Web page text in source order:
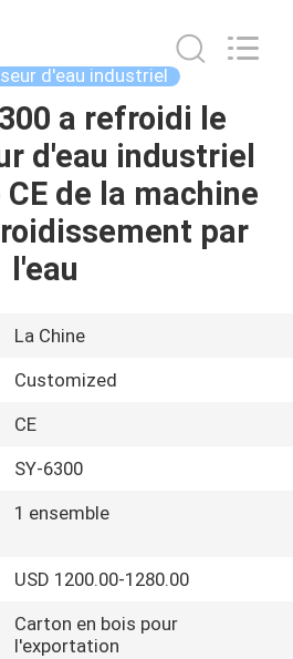
d'eau industriel
a refroidi le
d'eau industriel
de la machine
par
l'eau
La Chine
Customized
CE
SY-6300
1 ensemble
USD 1200.00-1280.00
Carton en bois pour
l'exportation